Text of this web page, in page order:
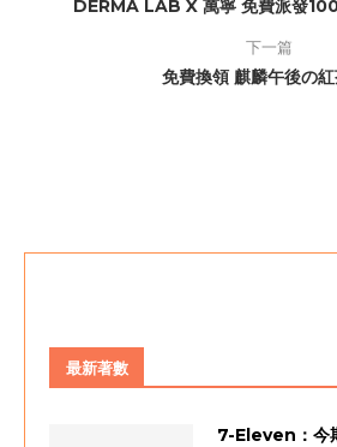
DERMA LAB X 萬寧 免費派發
下一篇
免費換領 麒麟午後の
最新著數
7-Eleven：今